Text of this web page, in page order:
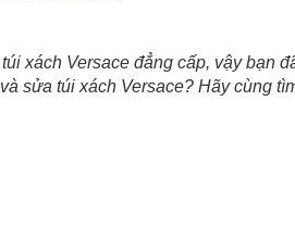
xách Versace đẳng cấp, vậy bạn
sửa túi xách Versace? Hãy cùng